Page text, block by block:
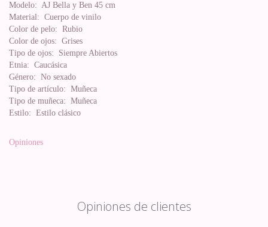
Modelo: AJ Bella y Ben 45 cm
Material: Cuerpo de vinilo
Color de pelo: Rubio
Color de ojos: Grises
Tipo de ojos: Siempre Abiertos
Etnia: Caucásica
Género: No sexado
Tipo de artículo: Muñeca
Tipo de muñeca: Muñeca
Estilo: Estilo clásico
Opiniones
Opiniones de clientes